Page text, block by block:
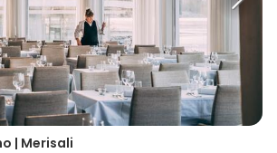
| Merisali